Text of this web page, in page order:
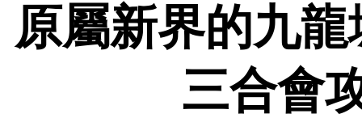
原屬新界的九
三合會